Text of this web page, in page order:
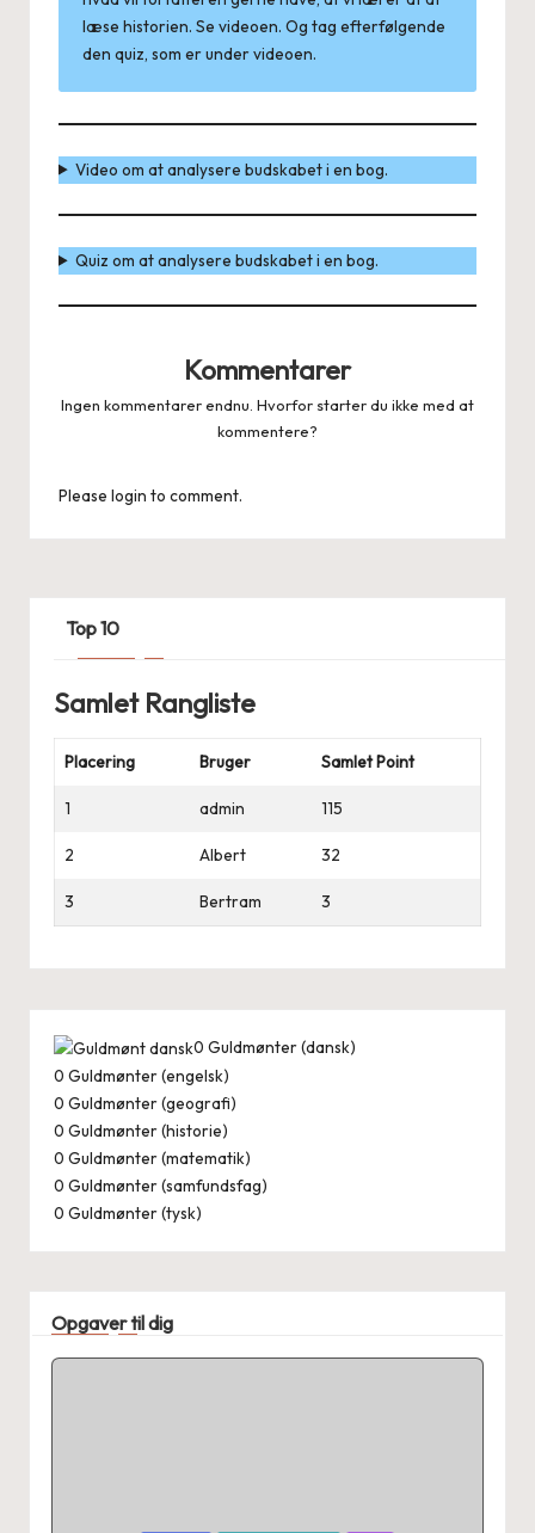
læse historien. Se videoen. Og tag efterfølgende
den quiz, som er under videoen.
Video om at analysere budskabet i en bog.
Quiz om at analysere budskabet i en bog.
Kommentarer
Ingen kommentarer endnu. Hvorfor starter du ikke med at
kommentere?
Please login to comment.
Top 10
Samlet Rangliste
Placering Bruger Samlet Point
1 admin 115
2 Albert 32
3 Bertram 3
0 Guldmønter (dansk)
0 Guldmønter (engelsk)
0 Guldmønter (geografi)
0 Guldmønter (historie)
0 Guldmønter (matematik)
0 Guldmønter (samfundsfag)
0 Guldmønter (tysk)
Opgaver til dig